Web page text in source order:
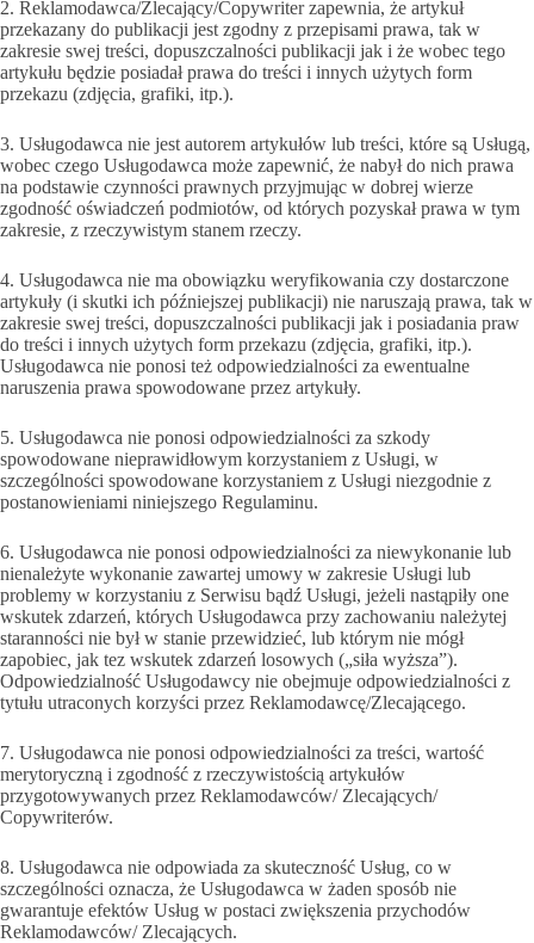
2. Reklamodawca/Zlecający/Copywriter zapewnia, że artykuł
przekazany do publikacji jest zgodny z przepisami prawa, tak w
zakresie swej treści, dopuszczalności publikacji jak i że wobec tego
artykułu będzie posiadał prawa do treści i innych użytych form
przekazu (zdjęcia, grafiki, itp.).
3. Usługodawca nie jest autorem artykułów lub treści, które są Usługą,
wobec czego Usługodawca może zapewnić, że nabył do nich prawa
na podstawie czynności prawnych przyjmując w dobrej wierze
zgodność oświadczeń podmiotów, od których pozyskał prawa w tym
zakresie, z rzeczywistym stanem rzeczy.
4. Usługodawca nie ma obowiązku weryfikowania czy dostarczone
artykuły (i skutki ich późniejszej publikacji) nie naruszają prawa, tak w
zakresie swej treści, dopuszczalności publikacji jak i posiadania praw
do treści i innych użytych form przekazu (zdjęcia, grafiki, itp.).
Usługodawca nie ponosi też odpowiedzialności za ewentualne
naruszenia prawa spowodowane przez artykuły.
5. Usługodawca nie ponosi odpowiedzialności za szkody
spowodowane nieprawidłowym korzystaniem z Usługi, w
szczególności spowodowane korzystaniem z Usługi niezgodnie z
postanowieniami niniejszego Regulaminu.
6. Usługodawca nie ponosi odpowiedzialności za niewykonanie lub
nienależyte wykonanie zawartej umowy w zakresie Usługi lub
problemy w korzystaniu z Serwisu bądź Usługi, jeżeli nastąpiły one
wskutek zdarzeń, których Usługodawca przy zachowaniu należytej
staranności nie był w stanie przewidzieć, lub którym nie mógł
zapobiec, jak tez wskutek zdarzeń losowych („siła wyższa”).
Odpowiedzialność Usługodawcy nie obejmuje odpowiedzialności z
tytułu utraconych korzyści przez Reklamodawcę/Zlecającego.
7. Usługodawca nie ponosi odpowiedzialności za treści, wartość
merytoryczną i zgodność z rzeczywistością artykułów
przygotowywanych przez Reklamodawców/ Zlecających/
Copywriterów.
8. Usługodawca nie odpowiada za skuteczność Usług, co w
szczególności oznacza, że Usługodawca w żaden sposób nie
gwarantuje efektów Usług w postaci zwiększenia przychodów
Reklamodawców/ Zlecających.